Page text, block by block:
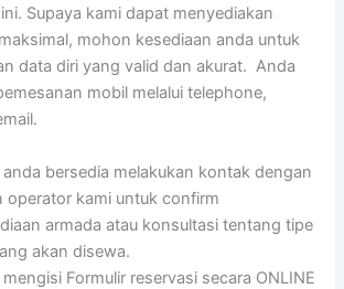
Supaya kami dapat menyediakan
mohon kesediaan anda untuk
data diri yang valid dan akurat. Anda
mobil melalui telephone,
bersedia melakukan kontak dengan
operator kami untuk confirm
armada atau konsultasi tentang tipe
akan disewa.
Formulir reservasi secara ONLINE